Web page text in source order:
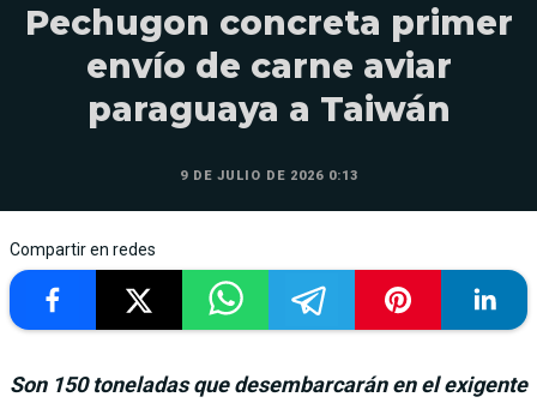
Pechugon concreta primer
envío de carne aviar
paraguaya a Taiwán
9 DE JULIO DE 2026 0:13
Compartir en redes
Son 150 toneladas que desembarcarán en el exigente